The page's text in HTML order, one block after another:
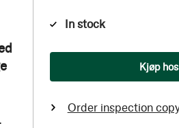
In stock
Kjøp
Order inspection